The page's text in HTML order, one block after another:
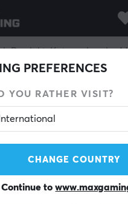
PREFERENCES
YOU RATHER VISIT?
International
CHANGE COUNTRY
Continue to